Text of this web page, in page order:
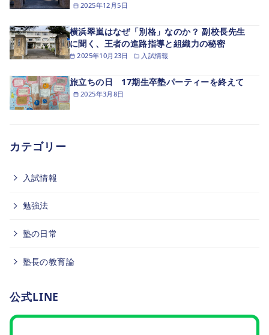
2025年12月5日
2025年10月23日 入試情報
横浜翠嵐はなぜ「別格」なのか？ 副校長先生
に聞く、王者の進路指導と組織力の秘密
2025年3月8日
旅立ちの日 17期生卒塾パーティーを終えて
カテゴリー
入試情報
勉強法
塾の日常
塾長の教育論
公式LINE